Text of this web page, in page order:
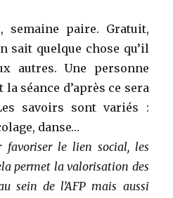
semaine paire. Gratuit,
sait quelque chose qu’il
autres. Une personne
séance d’après ce sera
savoirs sont variés :
danse…
le lien social, les
permet la valorisation des
sein de l’AFP mais aussi